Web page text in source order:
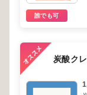
誰でも可
炭酸ク